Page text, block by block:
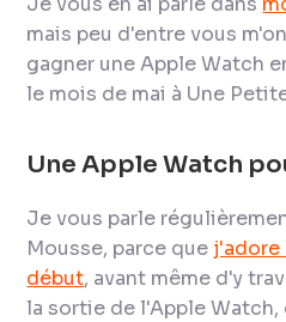
mais peu d'entre vous
gagner une Apple Watch
le mois de mai à Une
Une Apple Watch
Je vous parle
Mousse, parce que j'adore
début, avant même d'y
la sortie de l'Apple